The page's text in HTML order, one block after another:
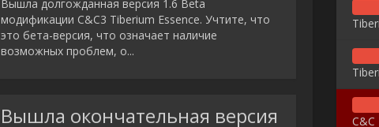
Вышла долгожданная версия 1.6 Beta
модификации C&C3 Tiberium Essence. Учтите, что
это бета-версия, что означает наличие
возможных проблем, о...
Вышла окончательная версия
C&C